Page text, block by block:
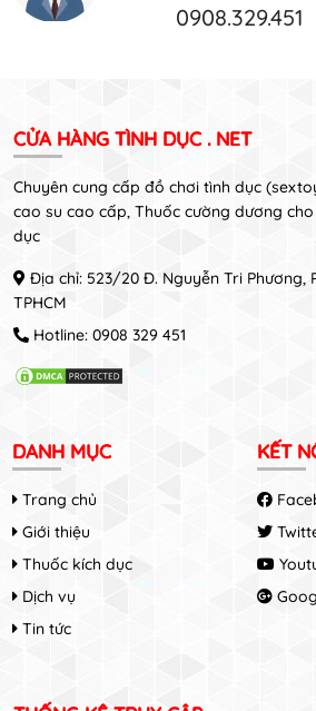
0908.329.451
CỬA HÀNG TÌNH DỤC . NET
Chuyên cung cấp đồ chơi tình dục
cao su cao cấp, Thuốc cường dương
dục
Địa chỉ: 523/20 Đ. Nguyễn Tri Phương,
TPHCM
Hotline: 0908 329 451
DANH MỤC
Trang chủ
Giới thiệu
Thuốc kích dục
Dịch vụ
Tin tức
KẾT